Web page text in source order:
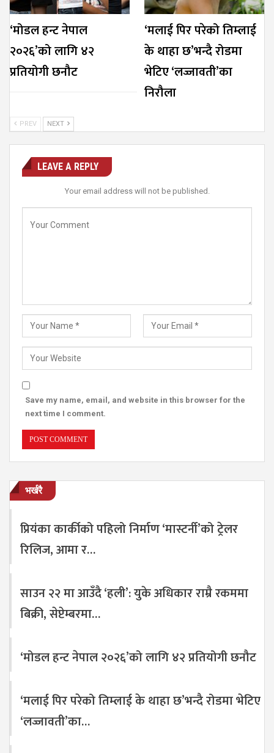
‘मोडल हन्ट नेपाल
२०२६’को लागि ४२
प्रतियोगी छनौट
‘मलाई पिर परेको तिम्लाई
के थाहा छ’भन्दै रोडमा
भेटिए ‘लज्जावती’का
निरौला
PREV NEXT
LEAVE A REPLY
Your email address will not be published.
Save my name, email, and website in this browser for the
next time I comment.
भर्खरै
प्रियंका कार्कीको पहिलो निर्माण ‘मास्टर्नी’को ट्रेलर
रिलिज, आमा र…
साउन २२ मा आउँदै ‘हली’: युके अधिकार राम्रै रकममा
बिक्री, सेप्टेम्बरमा…
‘मोडल हन्ट नेपाल २०२६’को लागि ४२ प्रतियोगी छनौट
‘मलाई पिर परेको तिम्लाई के थाहा छ’भन्दै रोडमा भेटिए
‘लज्जावती’का…